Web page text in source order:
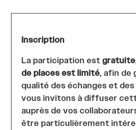
Inscription
La participation estgratuite
de places est limité, afin de
qualité des échanges et
vous invitons à diffuser
auprès de vos
être particulièrement